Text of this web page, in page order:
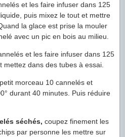
et les faire infuser dans 125
puis mixez le tout et mettre
la glace est prise la mouler
avec un pic en bois au milieu.
et les faire infuser dans 125
mettez dans des tubes à essai.
morceau 10 cannelés et
durant 40 minutes. Puis réduire
séchés, coupez finement les
par personne les mettre sur